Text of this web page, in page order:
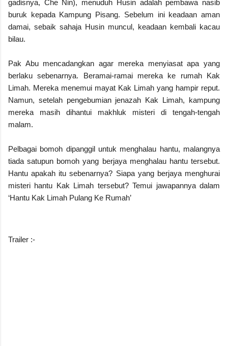
gadisnya, Che Nin), menuduh Husin adalah pembawa nasib
buruk kepada Kampung Pisang. Sebelum ini keadaan aman
damai, sebaik sahaja Husin muncul, keadaan kembali kacau
bilau.
Pak Abu mencadangkan agar mereka menyiasat apa yang
berlaku sebenarnya. Beramai-ramai mereka ke rumah Kak
Limah. Mereka menemui mayat Kak Limah yang hampir reput.
Namun, setelah pengebumian jenazah Kak Limah, kampung
mereka masih dihantui makhluk misteri di tengah-tengah
malam.
Pelbagai bomoh dipanggil untuk menghalau hantu, malangnya
tiada satupun bomoh yang berjaya menghalau hantu tersebut.
Hantu apakah itu sebenarnya? Siapa yang berjaya menghurai
misteri hantu Kak Limah tersebut? Temui jawapannya dalam
‘Hantu Kak Limah Pulang Ke Rumah’
Trailer :-